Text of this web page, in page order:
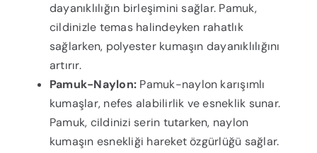
dayanıklılığın birleşimini sağlar. Pamuk,
cildinizle temas halindeyken rahatlık
sağlarken, polyester kumaşın dayanıklılığını
artırır.
Pamuk-Naylon: Pamuk-naylon karışımlı
kumaşlar, nefes alabilirlik ve esneklik sunar.
Pamuk, cildinizi serin tutarken, naylon
kumaşın esnekliği hareket özgürlüğü sağlar.